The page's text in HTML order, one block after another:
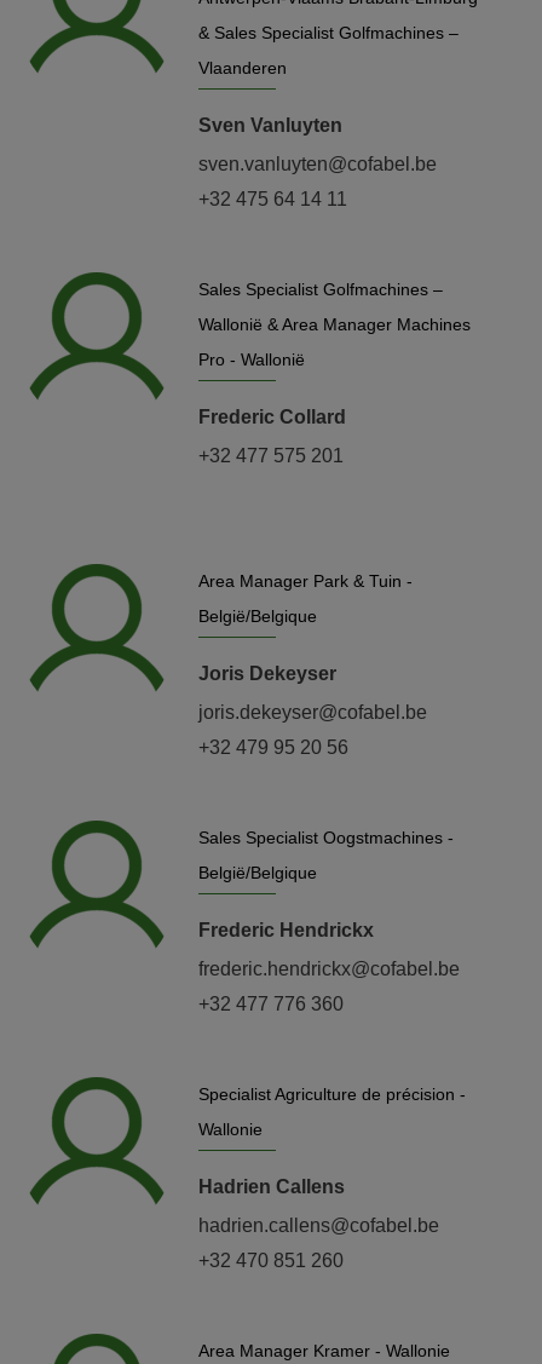
& Sales Specialist Golfmachines –
Vlaanderen
Sven Vanluyten
sven.vanluyten@cofabel.be
+32 475 64 14 11
Sales Specialist Golfmachines –
Wallonië & Area Manager Machines
Pro - Wallonië
Frederic Collard
+32 477 575 201
Area Manager Park & Tuin -
België/Belgique
Joris Dekeyser
joris.dekeyser@cofabel.be
+32 479 95 20 56
Sales Specialist Oogstmachines -
België/Belgique
Frederic Hendrickx
frederic.hendrickx@cofabel.be
+32 477 776 360
Specialist Agriculture de précision -
Wallonie
Hadrien Callens
hadrien.callens@cofabel.be
+32 470 851 260
Area Manager Kramer - Wallonie